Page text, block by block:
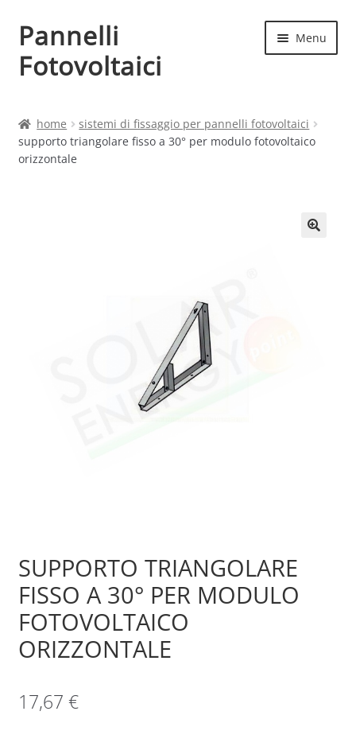
Vai
alla
navigazione
Vai
al
contenuto
Pannelli
Fotovoltaici
Menu
Cart
home
sistemi di fissaggio per pannelli fotovoltaici
supporto triangolare fisso a 30° per modulo fotovoltaico
orizzontale
SUPPORTO TRIANGOLARE
FISSO A 30° PER MODULO
FOTOVOLTAICO
ORIZZONTALE
17,67 €